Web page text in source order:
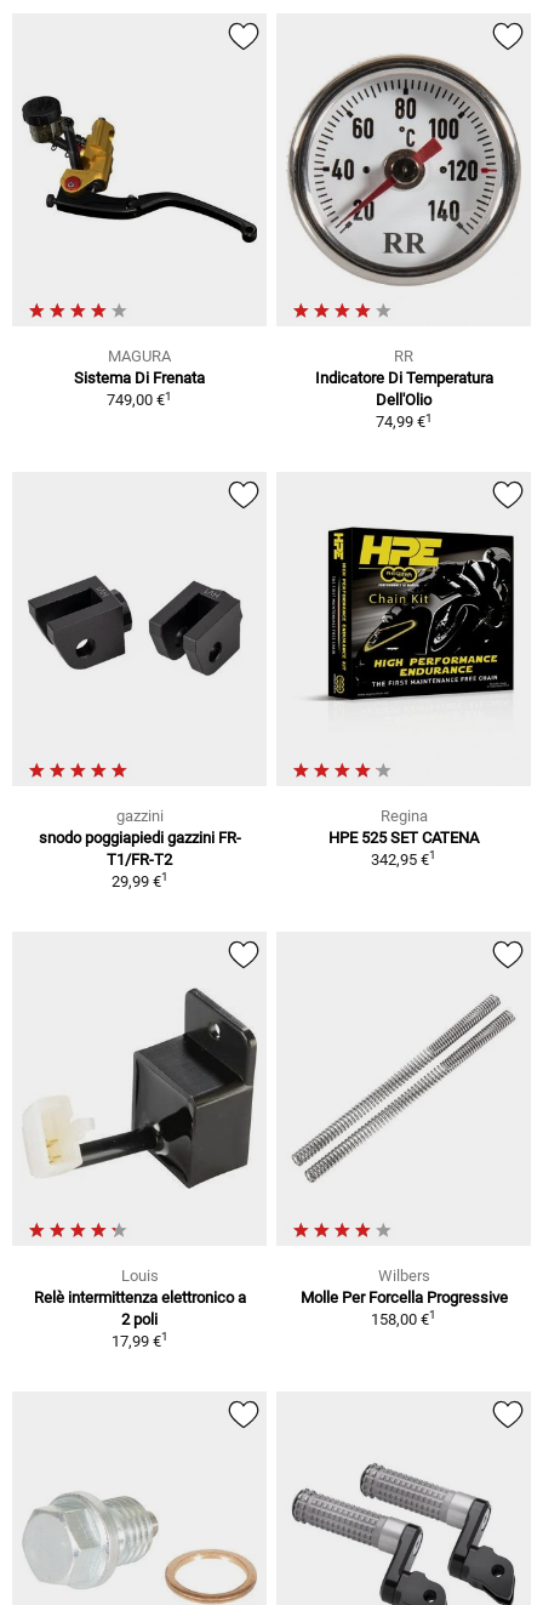
MAGURA
Sistema Di Frenata
749,00 €1
RR
Indicatore Di Temperatura
Dell'Olio
74,99 €1
gazzini
snodo poggiapiedi gazzini FR-
T1/FR-T2
29,99 €1
Regina
HPE 525 SET CATENA
342,95 €1
Louis
Relè intermittenza elettronico a
2 poli
17,99 €1
Wilbers
Molle Per Forcella Progressive
158,00 €1